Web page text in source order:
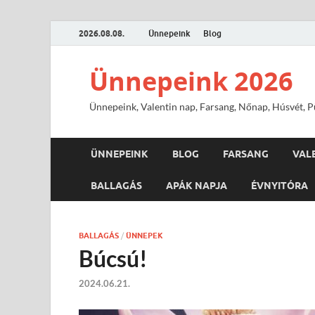
2026.08.08. Ünnepeink Blog
Ünnepeink 2026
Ünnepeink, Valentin nap, Farsang, Nőnap, Húsvét,
ÜNNEPEINK BLOG FARSANG
BALLAGÁS APÁK NAPJA ÉVNYITÓRA
BALLAGÁS / ÜNNEPEK
Búcsú!
2024.06.21.